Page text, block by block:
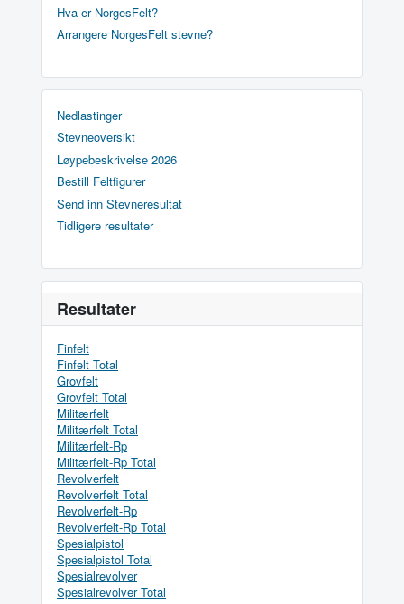
Hva er NorgesFelt?
Arrangere NorgesFelt stevne?
Nedlastinger
Stevneoversikt
Løypebeskrivelse 2026
Bestill Feltfigurer
Send inn Stevneresultat
Tidligere resultater
Resultater
Finfelt
Finfelt Total
Grovfelt
Grovfelt Total
Militærfelt
Militærfelt Total
Militærfelt-Rp
Militærfelt-Rp Total
Revolverfelt
Revolverfelt Total
Revolverfelt-Rp
Revolverfelt-Rp Total
Spesialpistol
Spesialpistol Total
Spesialrevolver
Spesialrevolver Total